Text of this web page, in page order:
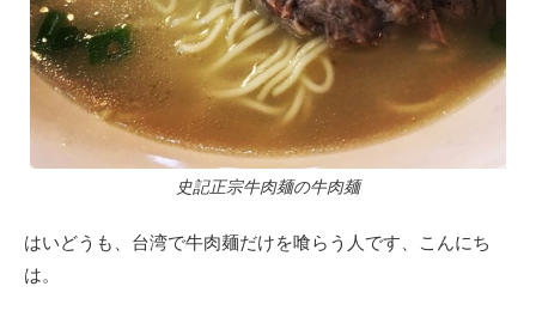
史記正宗牛肉麺の牛肉麺
はいどうも、台湾で牛肉麺だけを喰らう人です、こんにち
は。